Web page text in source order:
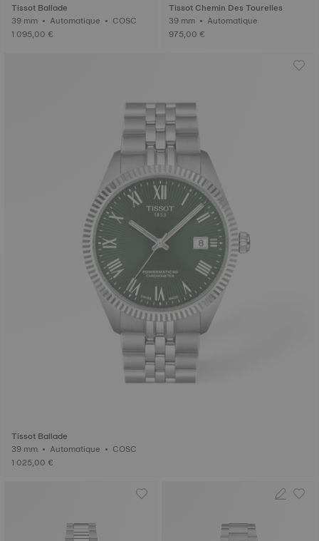
Tissot Ballade
39 mm • Automatique • COSC
1 095,00 €
Tissot Chemin Des Tourelles
39 mm • Automatique
975,00 €
Tissot Ballade
39 mm • Automatique • COSC
1 025,00 €